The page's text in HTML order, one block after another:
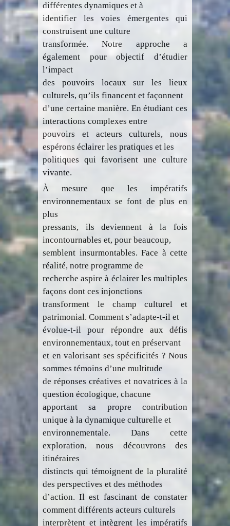
différentes dynamiques et à
identifier les voies émergentes qui
construisent une culture
transformée. Notre approche a
également pour objectif d’étudier
l’impact
des pouvoirs locaux sur les lieux
culturels, qu’ils financent et façonnent
d’une certaine manière. En étudiant ces
interactions complexes entre
pouvoirs et acteurs culturels, nous
espérons éclairer les pratiques et les
politiques qui favorisent une culture
vivante.
À mesure que les impératifs
environnementaux se font de plus en
plus
pressants, ils deviennent à la fois
incontournables et, pour beaucoup,
semblent insurmontables. Face à cette
réalité, notre programme de
recherche aspire à éclairer les multiples
façons dont ces injonctions
transforment le champ culturel et
patrimonial. Comment s’adapte-t-il et
évolue-t-il pour répondre aux défis
environnementaux, tout en préservant
et en valorisant ses spécificités ? Nous
sommes témoins d’une multitude
de réponses créatives et novatrices à la
question écologique, chacune
apportant sa propre contribution
unique à la dynamique culturelle et
environnementale. Dans cette
exploration, nous découvrons des
itinéraires
distincts qui témoignent de la pluralité
des perspectives et des méthodes
d’action. Il est fascinant de constater
comment différents acteurs culturels
interprètent et intègrent les impératifs